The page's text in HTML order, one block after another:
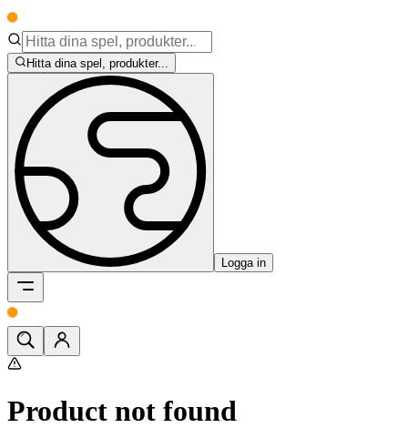
Hitta dina spel, produkter...
Logga in
Product not found